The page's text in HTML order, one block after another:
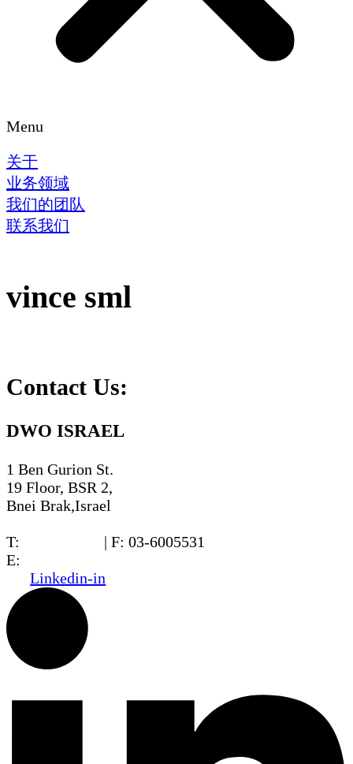
Menu
关于
业务领域
我们的团队
联系我们
‏‏vince sml
Contact Us:
DWO ISRAEL
1 Ben Gurion St.
19 Floor, BSR 2,
Bnei Brak,Israel
T:
| F: 03-6005531
E:
Linkedin-in